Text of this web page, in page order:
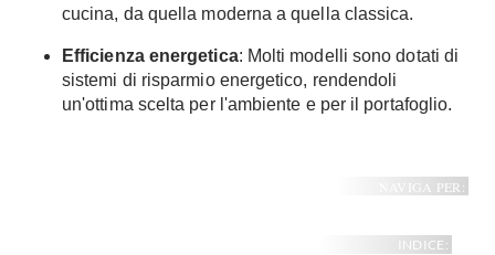
cucina, da quella moderna a quella classica.
Efficienza energetica: Molti modelli sono dotati di
sistemi di risparmio energetico, rendendoli
un'ottima scelta per l'ambiente e per il portafoglio.
NAVIGA PER:
INDICE: